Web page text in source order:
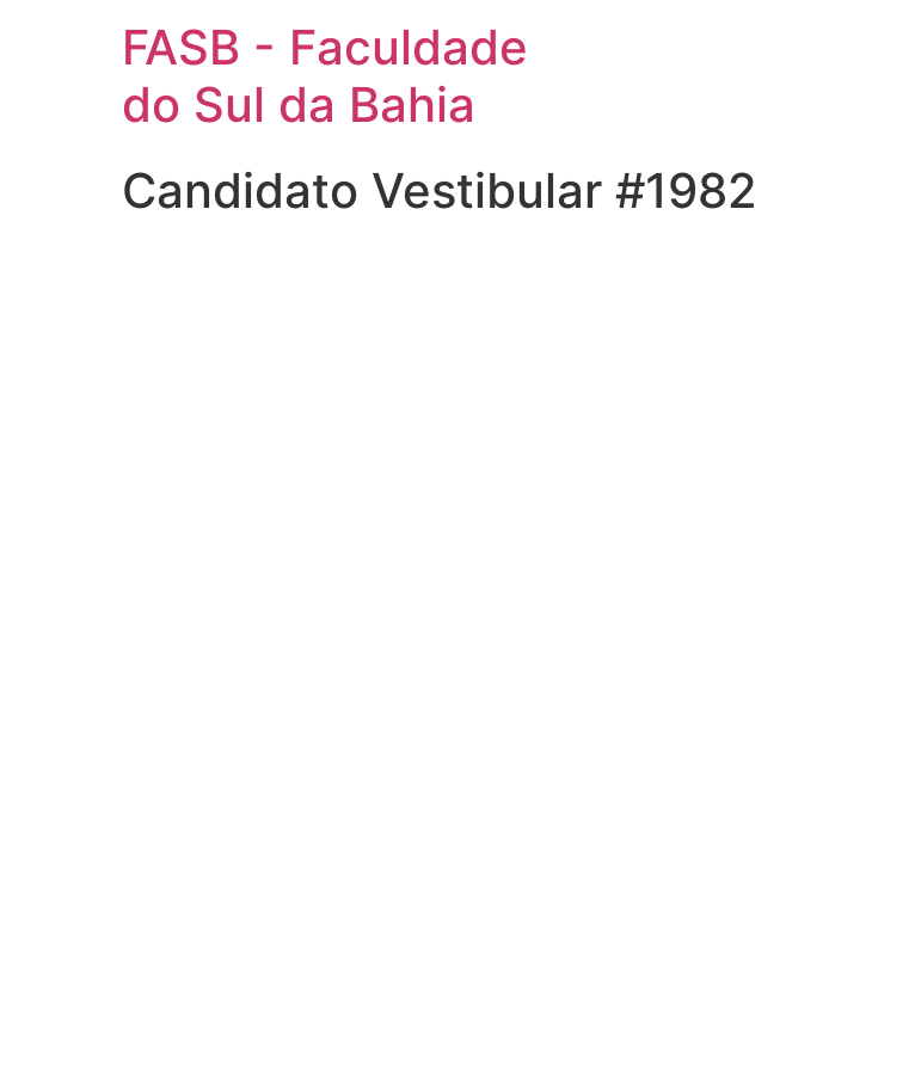
FASB - Faculdade
do Sul da Bahia
Candidato Vestibular #1982